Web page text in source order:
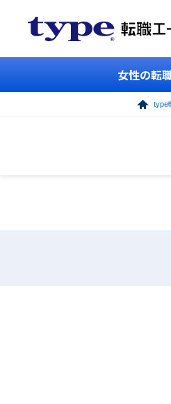
女性の転
type